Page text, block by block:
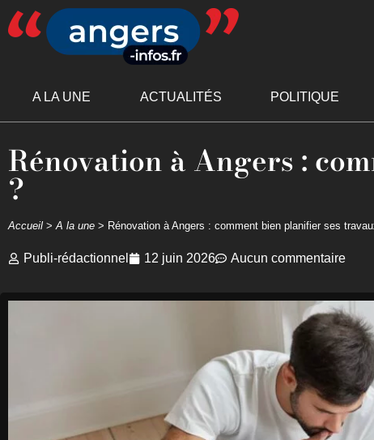
A LA UNE ACTUALITÉS POLITIQUE
Rénovation à Angers :
?
Accueil >A la une > Rénovation à Angers : comment bien planifier ses
Publi-rédactionnel 12 juin 2026 Aucun commentaire